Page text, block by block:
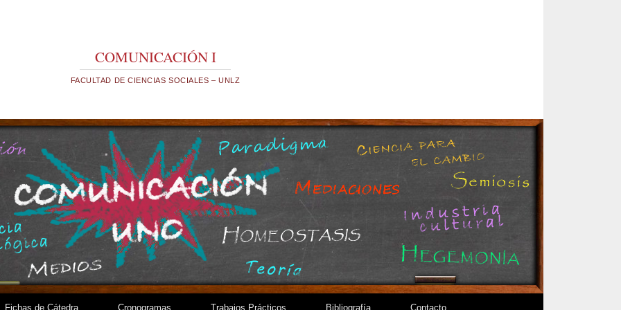
COMUNICACIÓN I
FACULTAD DE CIENCIAS SOCIALES – UNLZ
Fichas de Cátedra Cronogramas Trabajos Prácticos Bibliografía Contacto